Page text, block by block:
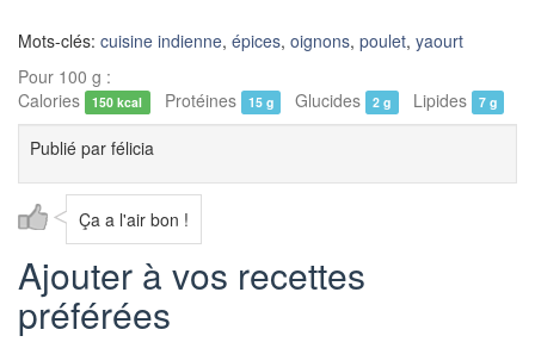
Mots-clés: cuisine indienne, épices, oignons, poulet, yaourt
Pour 100 g :
Calories
150 kcal Protéines 15 g Glucides 2 g Lipides 7 g
Publié par félicia
Ça a l'air bon !
Ajouter à vos recettes
préférées